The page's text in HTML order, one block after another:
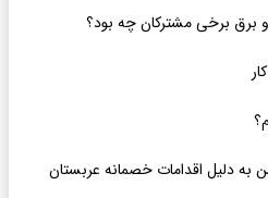
برق برخی مشترکان چه بود؟
دلیل اقدامات خصمانه عربستان